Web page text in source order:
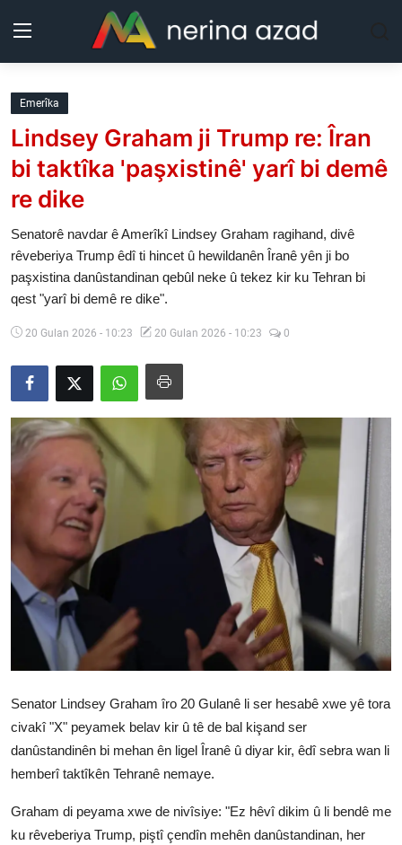
Kurdistan
Herêm
Jîyan
Rojev
Lêkolîn
Nerin
Wêne
Nivîskar
Têkilî
Türkçe
Emerîka
Lindsey Graham ji Trump re: Îran
bi taktîka 'paşxistinê' yarî bi demê
re dike
Senatorê navdar ê Amerîkî Lindsey Graham ragihand, divê
rêveberiya Trump êdî ti hincet û hewildanên Îranê yên ji bo
paşxistina danûstandinan qebûl neke û tekez kir ku Tehran bi
qest "yarî bi demê re dike".
20 Gulan 2026 - 10:23 20 Gulan 2026 - 10:23 0
Senator Lindsey Graham îro 20 Gulanê li ser hesabê xwe yê tora
civakî "X" peyamek belav kir û tê de bal kişand ser
danûstandinên bi mehan ên ligel Îranê û diyar kir, êdî sebra wan li
hemberî taktîkên Tehranê nemaye.
Graham di peyama xwe de nivîsiye: "Ez hêvî dikim û li bendê me
ku rêveberiya Trump, piştî çendîn mehên danûstandinan, her